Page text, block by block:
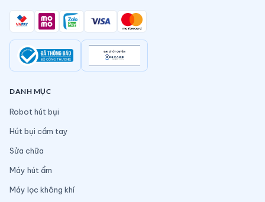
DANH MỤC
Robot hút bụi
Hút bụi cầm tay
Sửa chữa
Máy hút ẩm
Máy lọc không khí